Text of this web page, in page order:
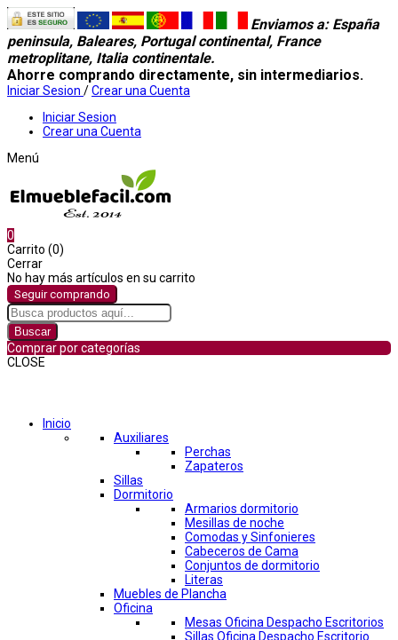
Enviamos a: España
peninsula, Baleares, Portugal continental, France
metroplitane, Italia continentale.
Ahorre comprando directamente, sin intermediarios.
Iniciar Sesion /Crear una Cuenta
Iniciar Sesion
Crear una Cuenta
Menú
0
Carrito (0)
Cerrar
No hay más artículos en su carrito
Seguir comprando
Buscar
Comprar por categorías
CLOSE
Inicio
Auxiliares
Perchas
Zapateros
Sillas
Dormitorio
Armarios dormitorio
Mesillas de noche
Comodas y Sinfonieres
Cabeceros de Cama
Conjuntos de dormitorio
Literas
Muebles de Plancha
Oficina
Mesas Oficina Despacho Escritorios
Sillas Oficina Despacho Escritorio